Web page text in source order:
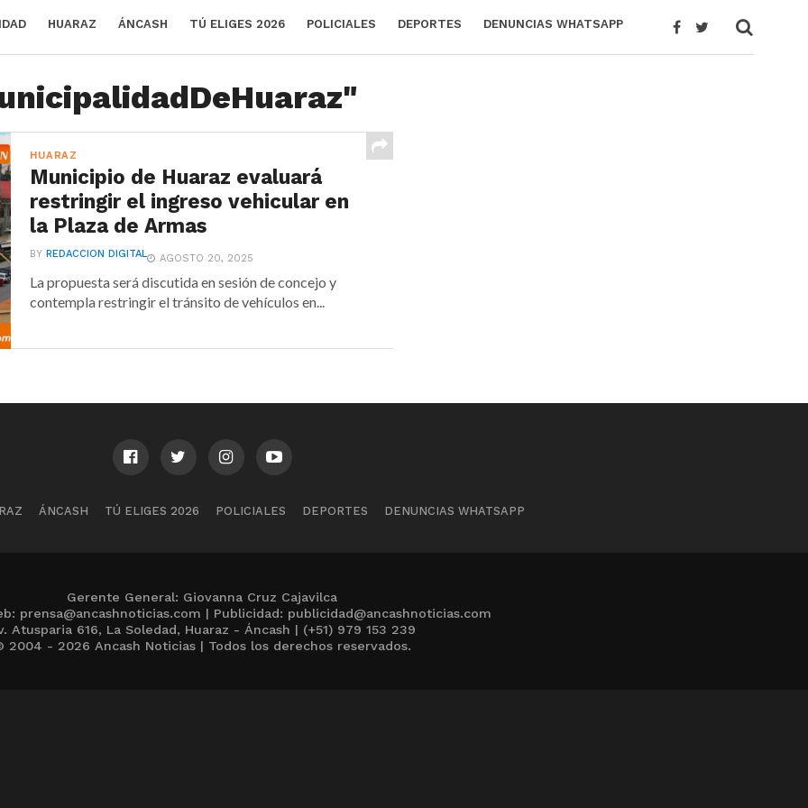
HUARAZ ÁNCASH TÚ ELIGES 2026 POLICIALES DEPORTES DENUNCIAS WHATSAPP
HUARAZ
Municipio de Huaraz evaluará
restringir el ingreso vehicular en
la Plaza de Armas
BYREDACCION DIGITAL AGOSTO 20, 2025
La propuesta será discutida en sesión de concejo y
contempla restringir el tránsito de vehículos en...
ÁNCASH TÚ ELIGES 2026 POLICIALES DEPORTES DENUNCIAS WHATSAPP
Gerente General: Giovanna Cruz Cajavilca
prensa@ancashnoticias.com | Publicidad: publicidad@ancashnoticias.com
Atusparia 616, La Soledad, Huaraz - Áncash | (+51) 979 153 239
2004 - 2026 Ancash Noticias | Todos los derechos reservados.